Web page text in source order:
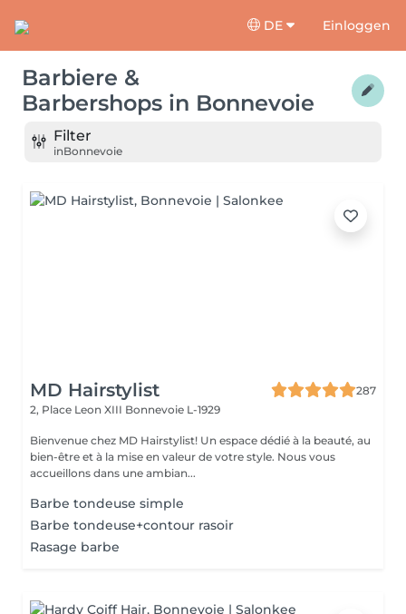
DE Einloggen
Barbiere &
Barbershops in Bonnevoie
Filter
inBonnevoie
MD Hairstylist
287
2, Place Leon XIII Bonnevoie L-1929
Bienvenue chez MD Hairstylist! Un espace dédié à la beauté, au
bien-être et à la mise en valeur de votre style. Nous vous
accueillons dans une ambian...
Barbe tondeuse simple
Barbe tondeuse+contour rasoir
Rasage barbe